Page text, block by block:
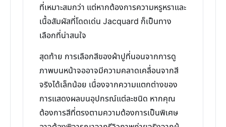
ที่เหมาะสมกว่า แต่หากต้องการความหรูหราและ
เนื้อสัมผัสที่โดดเด่น Jacquard ก็เป็นทาง
เลือกที่น่าสนใจ
สุดท้าย การเลือกสีของผ้าปูที่นอนจากการดู
ภาพบนหน้าจออาจมีความคลาดเคลื่อนจากสี
จริงได้เล็กน้อย เนื่องจากความแตกต่างของ
การแสดงผลบนอุปกรณ์แต่ละชนิด หากคุณ
ต้องการสีที่ตรงตามความต้องการเป็นพิเศษ